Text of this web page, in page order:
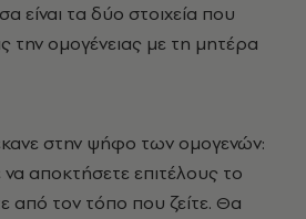
είναι τα δύο στοιχεία που
την ομογένειας με τη μητέρα
στην ψήφο των ομογενών:
αποκτήσετε επιτέλους το
από τον τόπο που ζείτε. Θα